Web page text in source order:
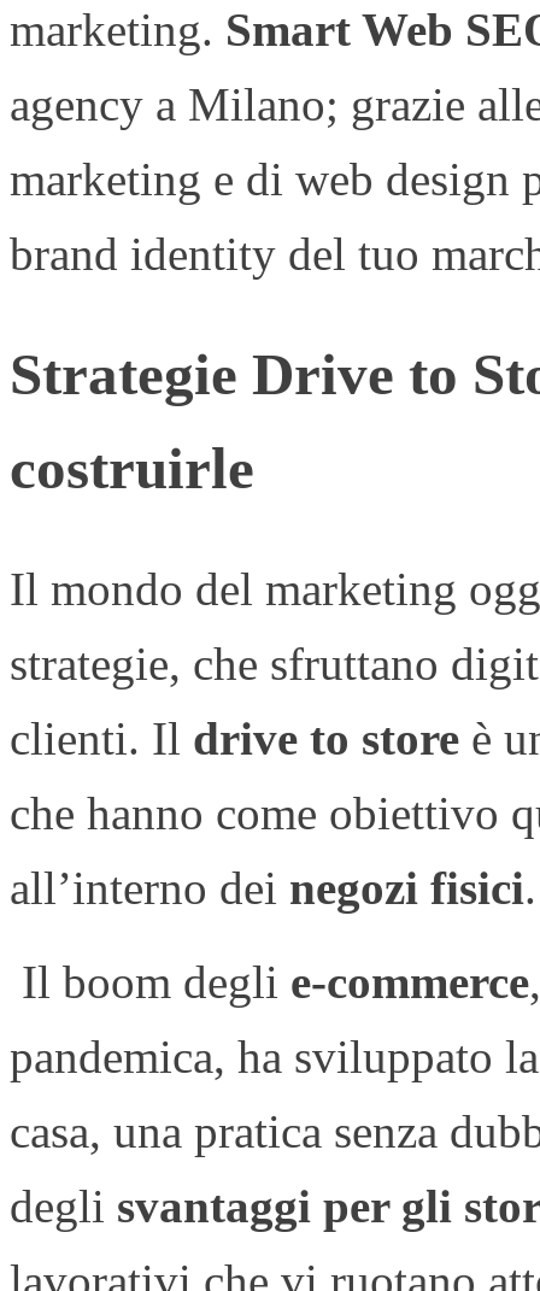
marketing. Smart Web
agency a Milano; grazie
marketing e di web design
brand identity del tuo
Strategie Drive to
costruirle
Il mondo del marketing
strategie, che sfruttano
clienti. Il drive to store è
che hanno come obiettivo
all’interno dei negozi fisici.
Il boom degli e-commerce
pandemica, ha sviluppato
casa, una pratica senza
degli svantaggi per gli